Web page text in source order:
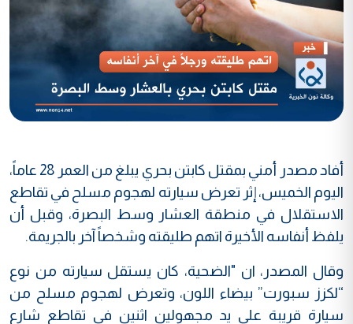
أفاد مصدر أمني بمقتل كابتن بحري يبلغ من العمر 28 عاماً،
اليوم الخميس، إثر تعرض سيارته لهجوم مسلح في تقاطع
الاستقلال في منطقة العشار وسط البصرة، وقبل أن
يلفظ أنفاسه الأخيرة اتهم طليقته وشخصاً آخر بالجريمة.
وقال المصدر، ان "الضحية، كان يستقل سيارته من نوع
“لكزز سبورت” بيضاء اللون، وتعرض لهجوم مسلح من
سيارة قريبة على يد مجهولين اثنين في تقاطع شارع